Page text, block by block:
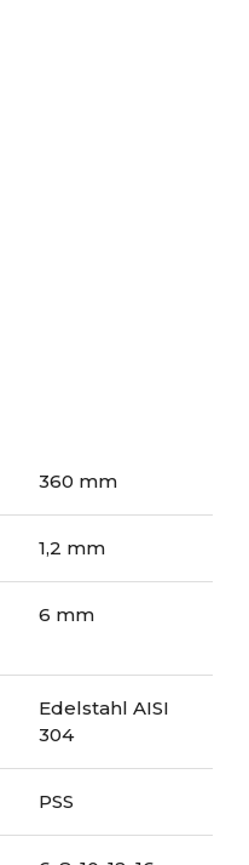
360 mm
1,2 mm
6 mm
Edelstahl AISI
304
PSS